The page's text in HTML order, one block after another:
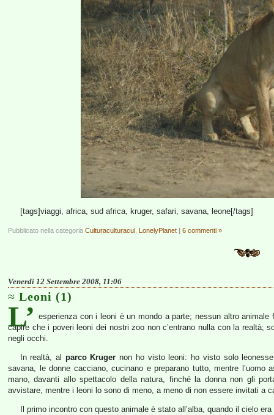
[tags]viaggi, africa, sud africa, kruger, safari, savana, leone[/tags]
Pubblicato nella categoria Culturaculturacul LonelyPlanet | 6 commenti »
Venerdì 12 Settembre 2008, 11:06
Leoni (1)
L’ esperienza con i leoni è un mondo a parte; nessun altro
capire che i poveri leoni dei nostri zoo non c’entrano nulla con la realtà;
negli occhi.
In realtà, al parco Kruger non ho visto leoni: ho visto solo
savana, le donne cacciano, cucinano e preparano tutto, mentre
mano, davanti allo spettacolo della natura, finché la donna non gli
avvistare, mentre i leoni lo sono di meno, a meno di non essere invitati a
Il primo incontro con questo animale è stato all’alba, quando il cielo